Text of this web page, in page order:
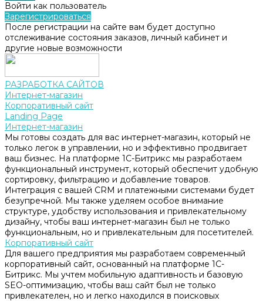
Войти как пользователь
Зарегистрироваться
После регистрации на сайте вам будет доступно
отслеживание состояния заказов, личный кабинет и
другие новые возможности
РАЗРАБОТКА САЙТОВ
Интернет-магазин
Корпоративный сайт
Landing Page
Интернет-магазин
Мы готовы создать для вас интернет-магазин, который не
только легок в управлении, но и эффективно продвигает
ваш бизнес. На платформе 1С-Битрикс мы разработаем
функциональный инструмент, который обеспечит удобную
сортировку, фильтрацию и добавление товаров.
Интеграция с вашей CRM и платежными системами будет
безупречной. Мы также уделяем особое внимание
структуре, удобству использования и привлекательному
дизайну, чтобы ваш интернет-магазин был не только
функциональным, но и привлекательным для посетителей.
Корпоративный сайт
Для вашего предприятия мы разработаем современный
корпоративный сайт, основанный на платформе 1С-
Битрикс. Мы учтем мобильную адаптивность и базовую
SEO-оптимизацию, чтобы ваш сайт был не только
привлекателен, но и легко находился в поисковых